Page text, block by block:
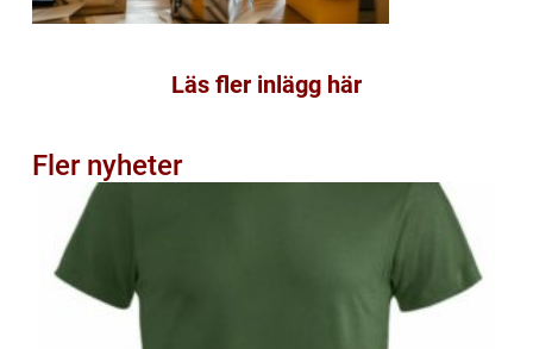
Läs fler inlägg här
Fler nyheter